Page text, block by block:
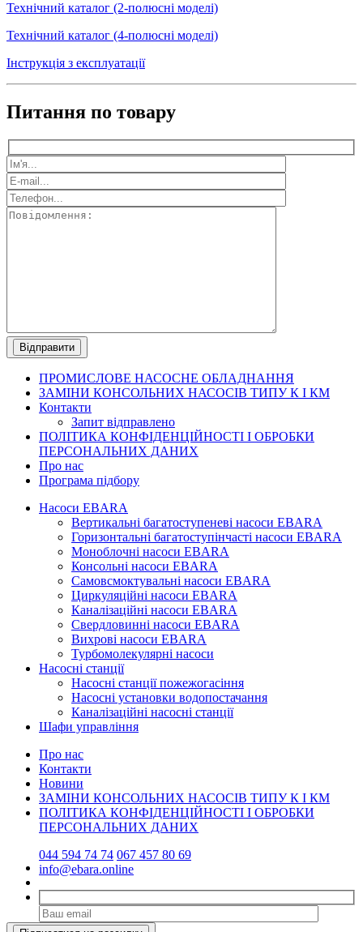
Технічний каталог (2-полюсні моделі)
Технічний каталог (4-полюсні моделі)
Інструкція з експлуатації
Питання по товару
ПРОМИСЛОВЕ НАСОСНЕ ОБЛАДНАННЯ
ЗАМІНИ КОНСОЛЬНИХ НАСОСІВ ТИПУ К І КМ
Контакти
Запит відправлено
ПОЛІТИКА КОНФІДЕНЦІЙНОСТІ І ОБРОБКИ
ПЕРСОНАЛЬНИХ ДАНИХ
Про нас
Програма підбору
Насоси EBARA
Вертикальні багатоступеневі насоси EBARA
Горизонтальні багатоступінчасті насоси EBARA
Моноблочні насоси EBARA
Консольні насоси EBARA
Самовсмоктувальні насоси EBARA
Циркуляційні насоси EBARA
Каналізаційні насоси EBARA
Свердловинні насоси EBARA
Вихрові насоси EBARA
Турбомолекулярні насоси
Насосні станції
Насосні станції пожежогасіння
Насосні установки водопостачання
Каналізаційні насосні станції
Шафи управління
Про нас
Контакти
Новини
ЗАМІНИ КОНСОЛЬНИХ НАСОСІВ ТИПУ К І КМ
ПОЛІТИКА КОНФІДЕНЦІЙНОСТІ І ОБРОБКИ
ПЕРСОНАЛЬНИХ ДАНИХ
044 594 74 74 067 457 80 69
info@ebara.online